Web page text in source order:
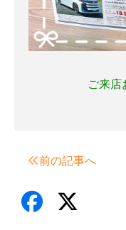
ご来
前の記事へ